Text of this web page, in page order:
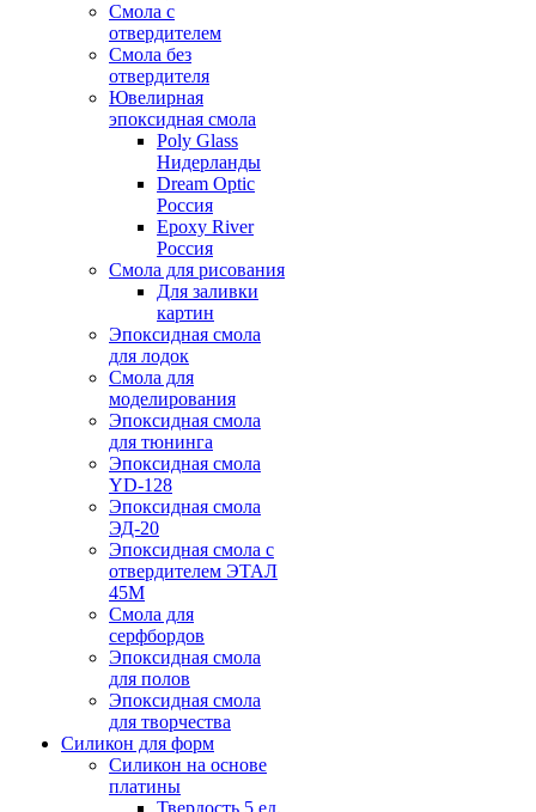
Смола с
отвердителем
Смола без
отвердителя
Ювелирная
эпоксидная смола
Poly Glass
Нидерланды
Dream Optic
Россия
Epoxy River
Россия
Смола для рисования
Для заливки
картин
Эпоксидная смола
для лодок
Смола для
моделирования
Эпоксидная смола
для тюнинга
Эпоксидная смола
YD-128
Эпоксидная смола
ЭД-20
Эпоксидная смола с
отвердителем ЭТАЛ
45М
Смола для
серфбордов
Эпоксидная смола
для полов
Эпоксидная смола
для творчества
Силикон для форм
Силикон на основе
платины
Твердость 5 ед.